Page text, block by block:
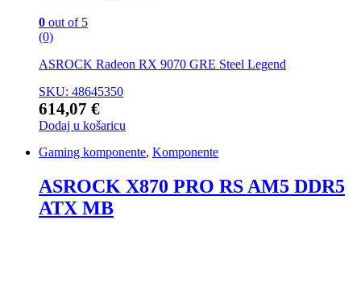
0 out of 5
(0)
ASROCK Radeon RX 9070 GRE Steel Legend
SKU: 48645350
614,07 €
Dodaj u košaricu
Gaming komponente, Komponente
ASROCK X870 PRO RS AM5 DDR5
ATX MB